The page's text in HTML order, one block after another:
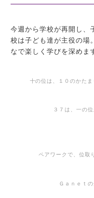
今週から学校が再開し、
校は子ども達が主役の場
なで楽しく学びを深めま
十の位は、１０のかた
３７は、一の
ペアワークで、位取
Ｇａｎｅｔ